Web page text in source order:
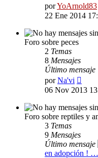
porYoArnold83
22 Ene 2014
Foro sobre peces
2 Temas
8 Mensajes
Último mensaje
porNa'vi
06 Nov 2013
Foro sobre reptiles y
3 Temas
9 Mensajes
Último mensaje
en adopción ! …